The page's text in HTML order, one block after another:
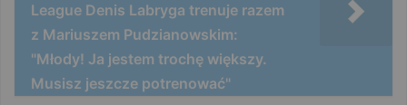
League Denis Labryga trenuje razem
z Mariuszem Pudzianowskim:
"Młody! Ja jestem trochę większy.
Musisz jeszcze potrenować"